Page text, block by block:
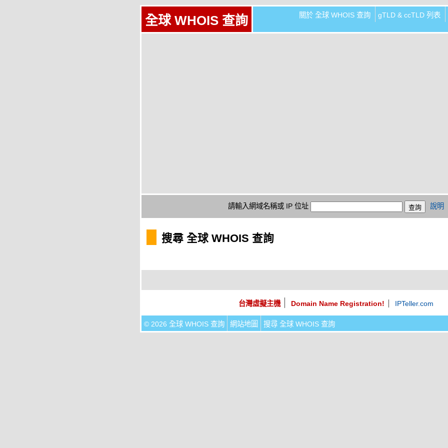
全球 WHOIS 查詢 關於 全球 WHOIS 查詢 gTLD & ccTLD 列表
請輸入網域名稱或 IP 位址 說明
搜尋 全球 WHOIS 查詢
台灣虛擬主機 Domain Name Registration! IPTeller.com
© 2026 全球 WHOIS 查詢 網站地圖 搜尋 全球 WHOIS 查詢